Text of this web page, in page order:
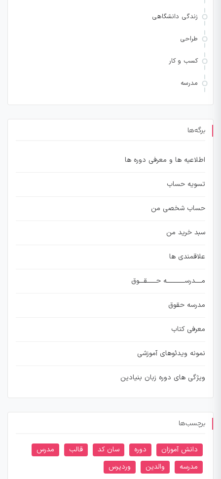
زندگی دانشگاهی
طراحی
کسب و کار
مدرسه
برگه‌ها
اطلاعیه ها و معرفی دوره ها
تسویه حساب
حساب شخصی من
سبد خرید من
علاقمندی ها
مــــدرســــــــــــه حــــــقـــوق
مدرسه حقوق
معرفی کتاب
نمونه ویدئوهای آموزشی
ویژگی های دوره زبان بنیادین
برچسب‌ها
دانش آموزان دوره سان کد قالب
مدرس
مدرسه
والدین وردپرس